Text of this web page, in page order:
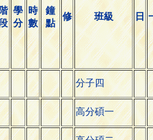
學
分
時
數
鐘
點
修 班級 日
分子四
高分碩一